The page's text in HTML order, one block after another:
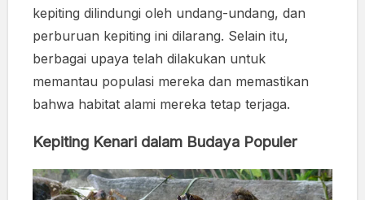
kepiting dilindungi oleh undang-undang, dan
perburuan kepiting ini dilarang. Selain itu,
berbagai upaya telah dilakukan untuk
memantau populasi mereka dan memastikan
bahwa habitat alami mereka tetap terjaga.
Kepiting Kenari dalam Budaya Populer